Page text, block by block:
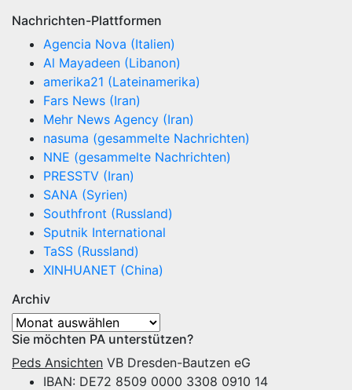
Nachrichten-Plattformen
Agencia Nova (Italien)
Al Mayadeen (Libanon)
amerika21 (Lateinamerika)
Fars News (Iran)
Mehr News Agency (Iran)
nasuma (gesammelte Nachrichten)
NNE (gesammelte Nachrichten)
PRESSTV (Iran)
SANA (Syrien)
Southfront (Russland)
Sputnik International
TaSS (Russland)
XINHUANET (China)
Archiv
Archiv
Sie möchten PA unterstützen?
Peds Ansichten VB Dresden-Bautzen eG
IBAN: DE72 8509 0000 3308 0910 14